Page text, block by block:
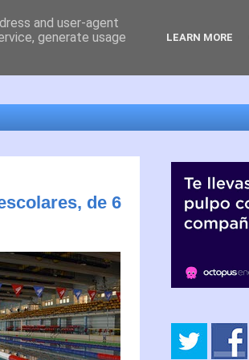
de 6
and user-agent
generate usage
LEARN MORE